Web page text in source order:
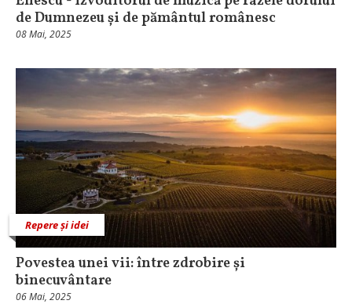
de Dumnezeu și de pământul românesc
08 Mai, 2025
Repere și idei
Povestea unei vii: între zdrobire și
binecuvântare
06 Mai, 2025